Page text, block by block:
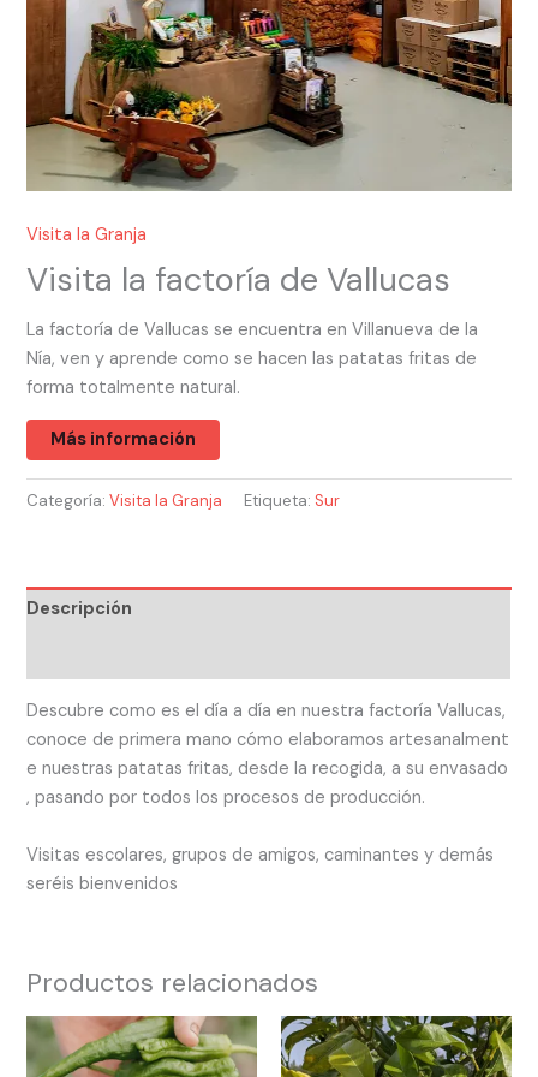
Visita la Granja
Visita la factoría de Vallucas
La factoría de Vallucas se encuentra en Villanueva de la
Nía, ven y aprende como se hacen las patatas fritas de
forma totalmente natural.
Más información
Categoría:Visita la Granja Etiqueta: Sur
Descripción
Descubre como es el día a día en nuestra factoría Vallucas,
conoce deprimera mano cómo elaboramos artesanalment
e nuestras patatas fritas, desde la recogida, a su envasado
, pasando por todos los procesos deproducción.
Visitas escolares, grupos de amigos, caminantes y demás
seréisbienvenidos
Productos relacionados